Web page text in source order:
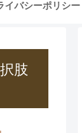
イバシーポリシー
肢